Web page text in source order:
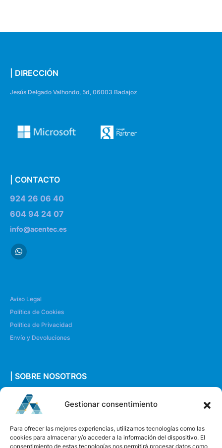
Gestionar consentimiento
Para ofrecer las mejores experiencias, utilizamos tecnologías como las
cookies para almacenar y/o acceder a la información del dispositivo. El
consentimiento de estas tecnologías nos permitirá procesar datos como
| DIRECCIÓN
Jesús Delgado Valhondo, 5d, 06003 Badajoz
| CONTACTO
924 26 06 40
604 94 24 07
info@acentec.es
Aviso Legal
Política de Cookies
Política de Privacidad
Envío y Devoluciones
| SOBRE NOSOTROS
Quiénes somos
Envíanos un mensaje